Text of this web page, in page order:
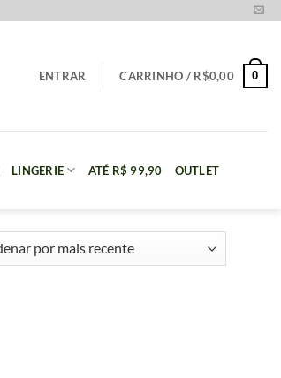
ENTRAR CARRINHO / R$0,00 0
LINGERIE ATÉ R$ 99,90 OUTLET